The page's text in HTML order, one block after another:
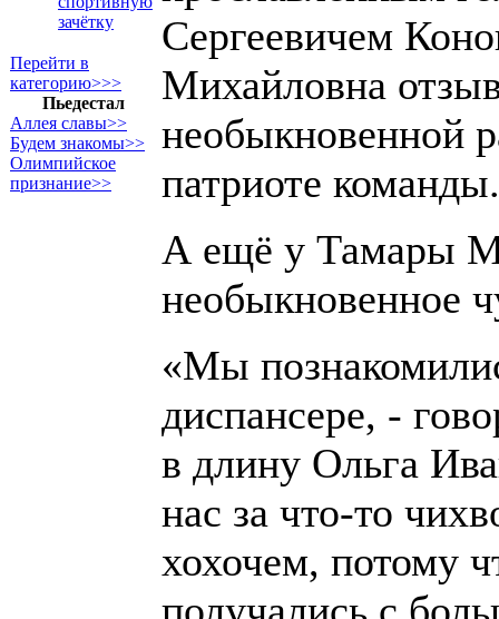
зачётку
Перейти в
категорию>>>
Пьедестал
Аллея славы>>
Будем знакомы>>
Олимпийское
признание>>
Сергеевичем
Михайловна
необыкновенной
патриоте команды.
А ещё у Тамары
необыкновенное
«Мы
диспансере, -
в длину Ольга
нас за что-то
хохо­чем, потому